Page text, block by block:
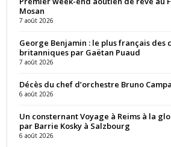
Mosan
7 août 2026
George Benjamin : le plus français des
britanniques par Gaëtan Puaud
7 août 2026
Décès du chef d’orchestre Bruno
6 août 2026
Un consternant Voyage à Reims à la
par Barrie Kosky à Salzbourg
6 août 2026